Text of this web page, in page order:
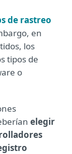
de rastreo
en
los
tipos de
o
elegir